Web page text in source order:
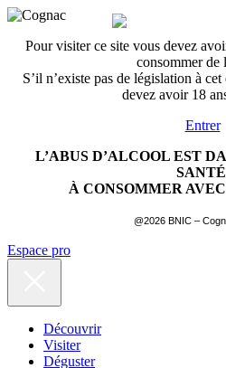
Pour visiter ce site vous devez
consommer de
S’il n’existe pas de législation à
devez avoir 18
Entrer
L’ABUS D’ALCOOL EST
À CONSOMMER
@2026 BNIC –
Espace pro
Découvrir
Visiter
Déguster